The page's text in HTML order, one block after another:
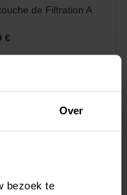
Over
bezoek te
de Filtration A
€